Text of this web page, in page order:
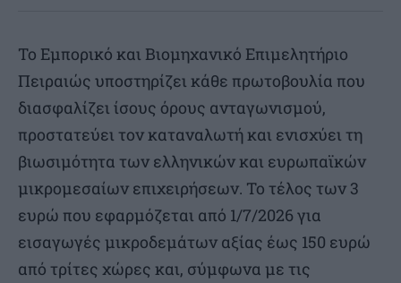
Το Εμπορικό και Βιομηχανικό Επιμελητήριο
Πειραιώς υποστηρίζει κάθε πρωτοβουλία που
διασφαλίζει ίσους όρους ανταγωνισμού,
προστατεύει τον καταναλωτή και ενισχύει τη
βιωσιμότητα των ελληνικών και ευρωπαϊκών
μικρομεσαίων επιχειρήσεων. Το τέλος των 3
ευρώ που εφαρμόζεται από 1/7/2026 για
εισαγωγές μικροδεμάτων αξίας έως 150 ευρώ
από τρίτες χώρες και, σύμφωνα με τις